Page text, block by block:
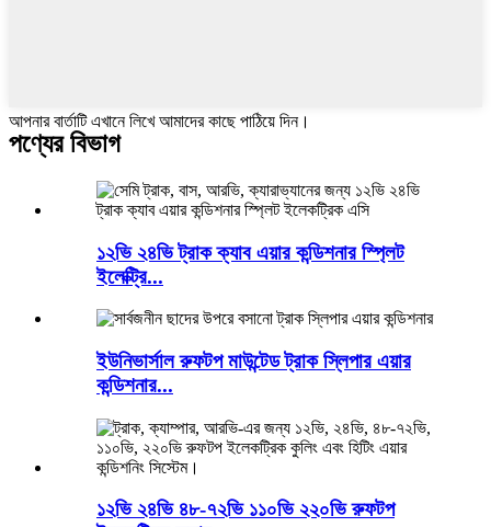
আপনার বার্তাটি এখানে লিখে আমাদের কাছে পাঠিয়ে দিন।
পণ্যের বিভাগ
১২ভি ২৪ভি ট্রাক ক্যাব এয়ার কন্ডিশনার স্প্লিট
ইলেক্ট্রি...
ইউনিভার্সাল রুফটপ মাউন্টেড ট্রাক স্লিপার এয়ার
কন্ডিশনার...
১২ভি ২৪ভি ৪৮-৭২ভি ১১০ভি ২২০ভি রুফটপ